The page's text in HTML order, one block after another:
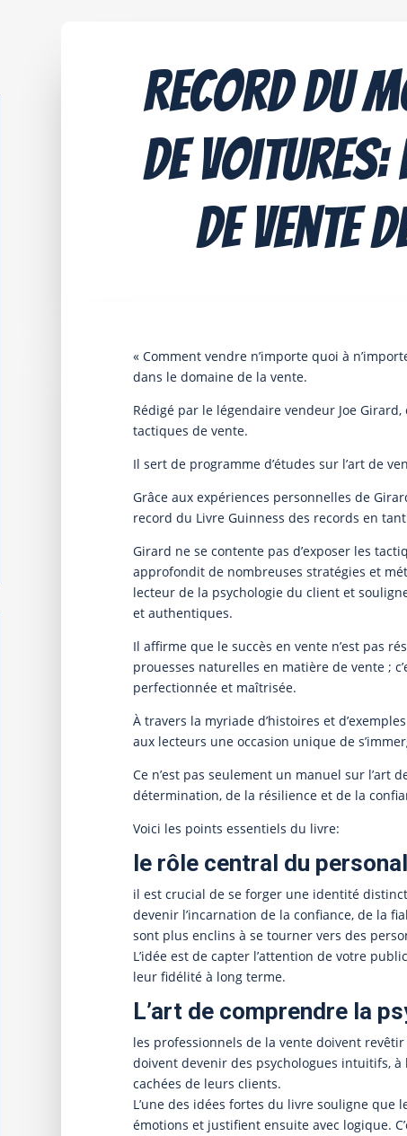
Record du
de voitures:
de vente
« Comment vendre n’importe quoi à
dans le domaine de la vente.
Rédigé par le légendaire vendeur Joe
tactiques de vente.
Il sert de programme d’études sur l’art de
Grâce aux expériences personnelles de
record du Livre Guinness des records en
Girard ne se contente pas d’exposer les
approfondit de nombreuses stratégies et
lecteur de la psychologie du client et
et authentiques.
Il affirme que le succès en vente n’est pas
prouesses naturelles en matière de vente ;
perfectionnée et maîtrisée.
À travers la myriade d’histoires et
aux lecteurs une occasion unique de
Ce n’est pas seulement un manuel sur l’art
détermination, de la résilience et de la
Voici les points essentiels du livre:
le rôle central du
il est crucial de se forger une identité
devenir l’incarnation de la confiance, de la
sont plus enclins à se tourner vers des
L’idée est de capter l’attention de votre
leur fidélité à long terme.
L’art de comprendre la
les professionnels de la vente doivent
doivent devenir des psychologues intuitifs, à
cachées de leurs clients.
L’une des idées fortes du livre souligne
émotions et justifient ensuite avec logique.